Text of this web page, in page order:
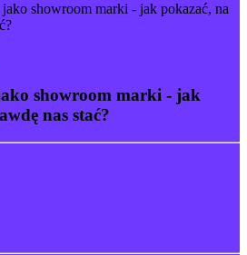
showroom marki - jak pokazać, na
showroom marki - jak
nas stać?